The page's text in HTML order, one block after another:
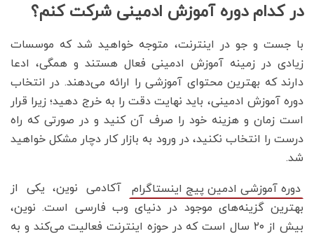
در کدام دوره آموزش ادمینی شرکت کنم؟
با جست و جو در اینترنت، متوجه خواهید شد که موسسات
زیادی در زمینه آموزش ادمینی فعال هستند و همگی، ادعا
دارند که بهترین محتوای آموزشی را ارائه می‌دهند. در انتخاب
دوره آموزش ادمینی، باید نهایت دقت را به خرج دهید؛ زیرا قرار
است زمان و هزینه خود را صرف آن کنید و در صورتی که راه
درست را انتخاب نکنید، در ورود به بازار کار دچار مشکل خواهید
شد.
دوره آموزشی ادمین پیج اینستاگرام
آکادمی نوین، یکی از
بهترین گزینه‌های موجود در دنیای وب فارسی است. نوین،
بیش از ۲۰ سال است که در حوزه اینترنت فعالیت می‌کند و به